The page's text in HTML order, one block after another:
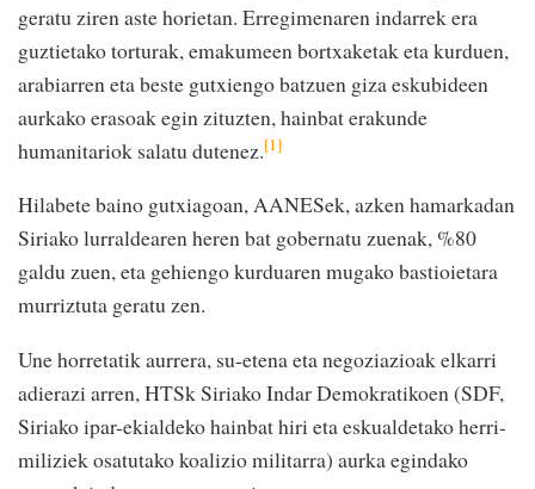
geratu ziren aste horietan. Erregimenaren indarrek era
guztietako torturak, emakumeen bortxaketak eta kurduen,
arabiarren eta beste gutxiengo batzuen giza eskubideen
aurkako erasoak egin zituzten, hainbat erakunde
humanitariok salatu dutenez.[1]
Hilabete baino gutxiagoan, AANESek, azken hamarkadan
Siriako lurraldearen heren bat gobernatu zuenak, %80
galdu zuen, eta gehiengo kurduaren mugako bastioietara
murriztuta geratu zen.
Une horretatik aurrera, su-etena eta negoziazioak elkarri
adierazi arren, HTSk Siriako Indar Demokratikoen (SDF,
Siriako ipar-ekialdeko hainbat hiri eta eskualdetako herri-
miliziek osatutako koalizio militarra) aurka egindako